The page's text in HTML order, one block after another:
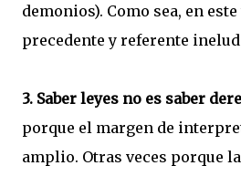
demonios). Como sea, en
precedente y referente
3. Saber leyes no es saber
porque el margen de
amplio. Otras veces porque